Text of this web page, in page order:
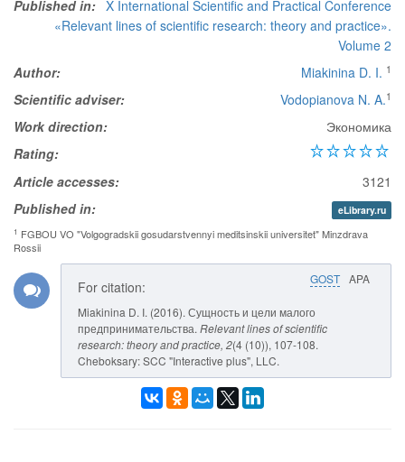
Published in: X International Scientific and Practical Conference
«Relevant lines of scientific research: theory and practice».
Volume 2
Author:
Miakinina D. I. 1
Scientific adviser: Vodopianova N. A.1
Work direction:
Экономика
Rating:
Article accesses:
3121
Published in:
eLibrary.ru
1 FGBOU VO "Volgogradskii gosudarstvennyi meditsinskii universitet" Minzdrava
Rossii
GOST APA
For citation:
Miakinina D. I. (2016). Сущность и цели малого
предпринимательства. Relevant lines of scientific
research: theory and practice, 2(4 (10)), 107-108.
Cheboksary: SCC "Interactive plus", LLC.